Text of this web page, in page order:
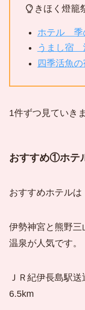
きほく燈籠
ホテル 季
うまし宿
四季活魚
1件ずつ見ていき
おすすめ①ホテ
おすすめホテルは
伊勢神宮と熊野三
温泉が人気です。
ＪＲ紀伊長島駅
6.5km